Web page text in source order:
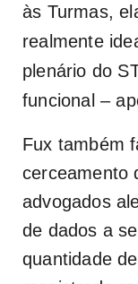
às Turmas,
realmente
plenário do
funcional –
Fux também
cerceamento
advogados
de dados a
quantidade